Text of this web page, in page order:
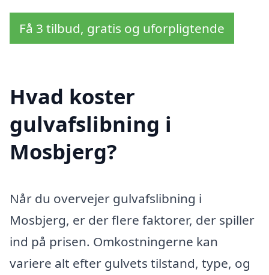
Få 3 tilbud, gratis og uforpligtende
Hvad koster
gulvafslibning i
Mosbjerg?
Når du overvejer gulvafslibning i
Mosbjerg, er der flere faktorer, der spiller
ind på prisen. Omkostningerne kan
variere alt efter gulvets tilstand, type, og